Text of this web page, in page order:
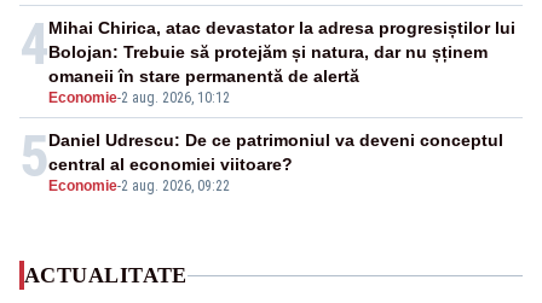
4
Economie-2 aug. 2026, 10:12
Mihai Chirica, atac devastator la adresa progresiștilor lui
Bolojan: Trebuie să protejăm și natura, dar nu șținem
omaneii în stare permanentă de alertă
5 Economie-2 aug. 2026, 09:22
Daniel Udrescu: De ce patrimoniul va deveni conceptul
central al economiei viitoare?
ACTUALITATE